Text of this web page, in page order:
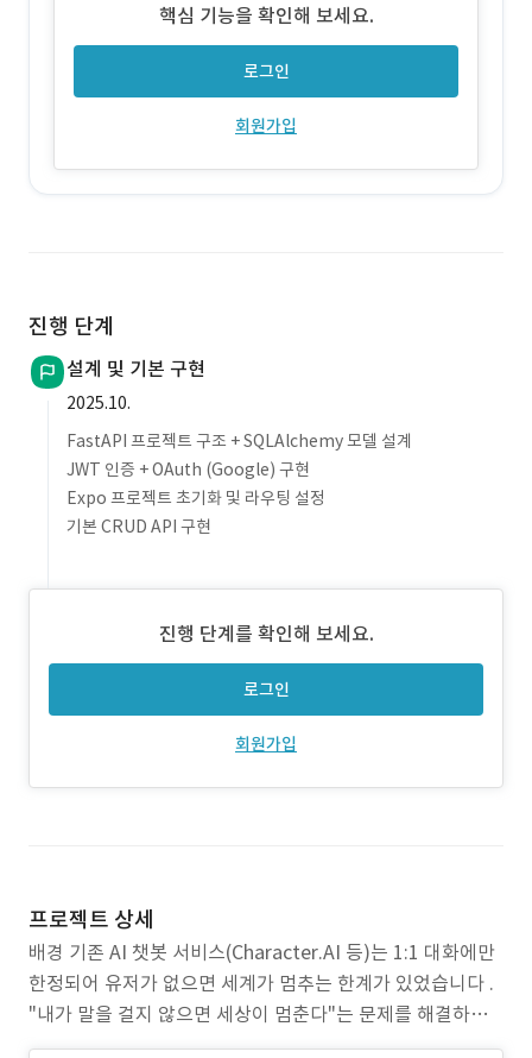
핵심 기능을 확인해 보세요.
로그인
회원가입
진행 단계
설계 및 기본 구현
2025.10.
FastAPI 프로젝트 구조 + SQLAlchemy 모델 설계
JWT 인증 + OAuth (Google) 구현
Expo 프로젝트 초기화 및 라우팅 설정
기본 CRUD API 구현
진행 단계를 확인해 보세요.
로그인
회원가입
프로젝트 상세
배경 기존 AI 챗봇 서비스(Character.AI 등)는 1:1 대화에만
한정되어 유저가 없으면 세계가 멈추는 한계가 있었습니다 .
"내가 말을 걸지 않으면 세상이 멈춘다"는 문제를 해결하고
자, 캐릭터가 유저의 역할을 인식하고 먼저 호출하는 역소환